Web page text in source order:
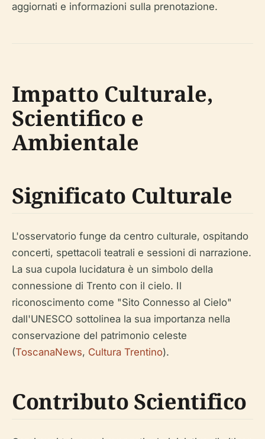
aggiornati e informazioni sulla prenotazione.
Impatto Culturale,
Scientifico e
Ambientale
Significato Culturale
L'osservatorio funge da centro culturale, ospitando
concerti, spettacoli teatrali e sessioni di narrazione.
La sua cupola lucidatura è un simbolo della
connessione di Trento con il cielo. Il
riconoscimento come "Sito Connesso al Cielo"
dall'UNESCO sottolinea la sua importanza nella
conservazione del patrimonio celeste
(ToscanaNews, Cultura Trentino).
Contributo Scientifico